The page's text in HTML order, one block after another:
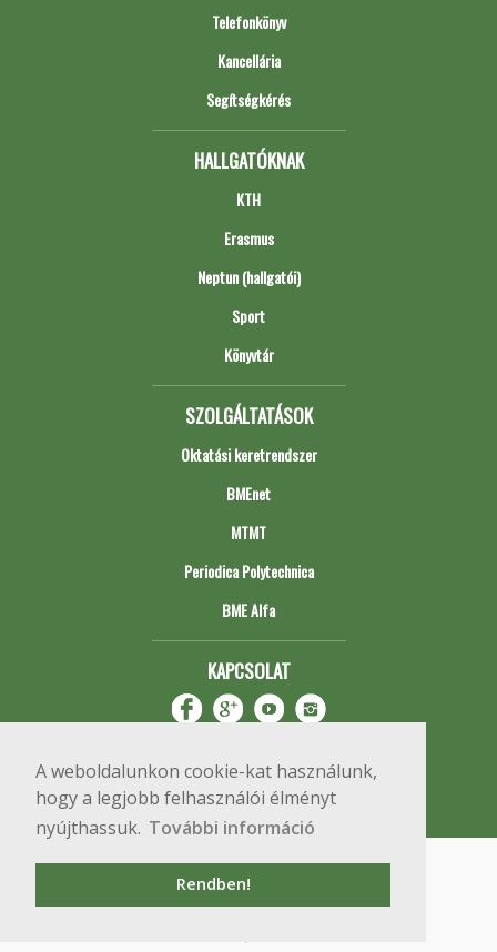
A weboldalunkon cookie-kat használunk,
hogy a legjobb felhasználói élményt
nyújthassuk. További információ
Rendben!
Telefonkönyv
Kancellária
Segítségkérés
HALLGATÓKNAK
KTH
Erasmus
Neptun (hallgatói)
Sport
Könyvtár
SZOLGÁLTATÁSOK
Oktatási keretrendszer
BMEnet
MTMT
Periodica Polytechnica
BME Alfa
KAPCSOLAT
Copyright © 2020 BME Építőmérnöki Kar
1111 Budapest, Műegyetem rkp. 3.